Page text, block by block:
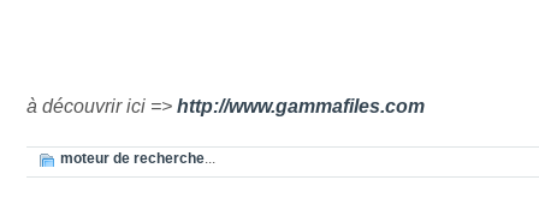
à découvrir ici => http://www.gammafiles.com
moteur de recherche...